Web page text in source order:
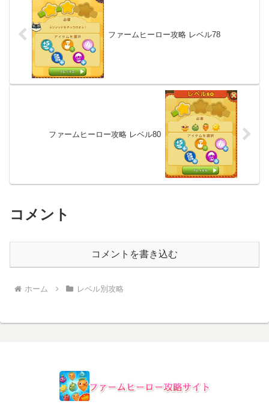
ファームヒーロー攻略 レベル78
ファームヒーロー攻略 レベル80
コメント
コメントを書き込む
ホーム レベル別攻略